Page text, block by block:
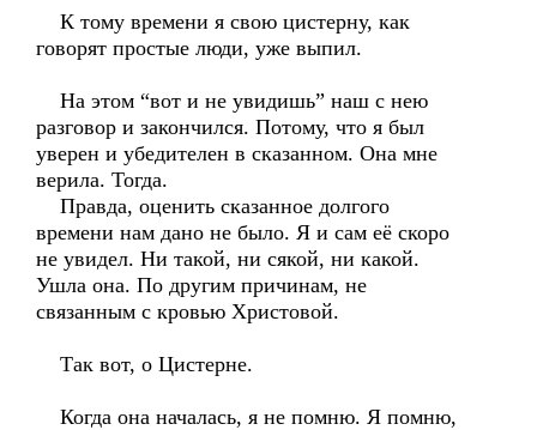
К тому времени я свою цистерну, как
говорят простые люди, уже выпил.
На этом “вот и не увидишь” наш с нею
разговор и закончился. Потому, что я был
уверен и убедителен в сказанном. Она мне
верила. Тогда.
Правда, оценить сказанное долгого
времени нам дано не было. Я и сам её скоро
не увидел. Ни такой, ни сякой, ни какой.
Ушла она. По другим причинам, не
связанным с кровью Христовой.
Так вот, о Цистерне.
Когда она началась, я не помню. Я помню,